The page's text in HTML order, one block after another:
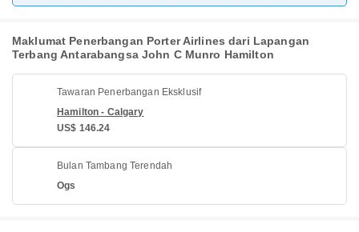
Maklumat Penerbangan Porter Airlines dari Lapangan
Terbang Antarabangsa John C Munro Hamilton
Tawaran Penerbangan Eksklusif
Hamilton - Calgary
US$ 146.24
Bulan Tambang Terendah
Ogs